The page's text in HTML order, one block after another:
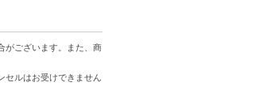
々のケアに取り入
ンケアに加えること
がございます。また、商
セルはお受けできません